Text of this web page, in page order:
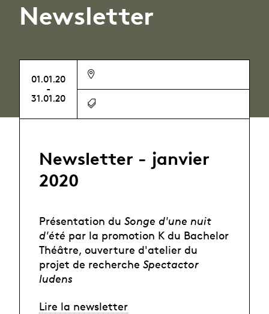
Newsletter
01.01.20
-
31.01.20
Newsletter - janvier
2020
Présentation du Songe d'une nuit
d'été par la promotion K du Bachelor
Théâtre, ouverture d'atelier du
projet de recherche Spectactor
ludens
Lire la newsletter